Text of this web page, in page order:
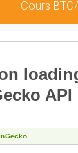
Cours